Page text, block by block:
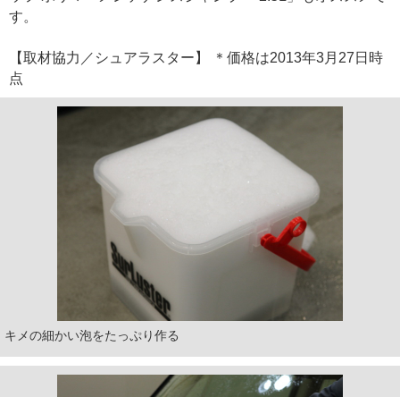
す。
【取材協力／シュアラスター】 ＊価格は2013年3月27日時
点
キメの細かい泡をたっぷり作る